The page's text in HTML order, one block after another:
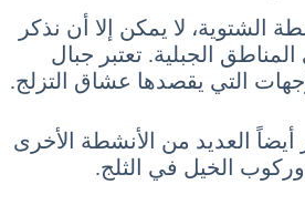
الشتوية، لا يمكن إلا أن نذكر
الجبلية. تعتبر جبال
التي يقصدها عشاق التزلج.
أيضاً العديد من الأنشطة الأخرى
وركوب الخيل في الثلج.